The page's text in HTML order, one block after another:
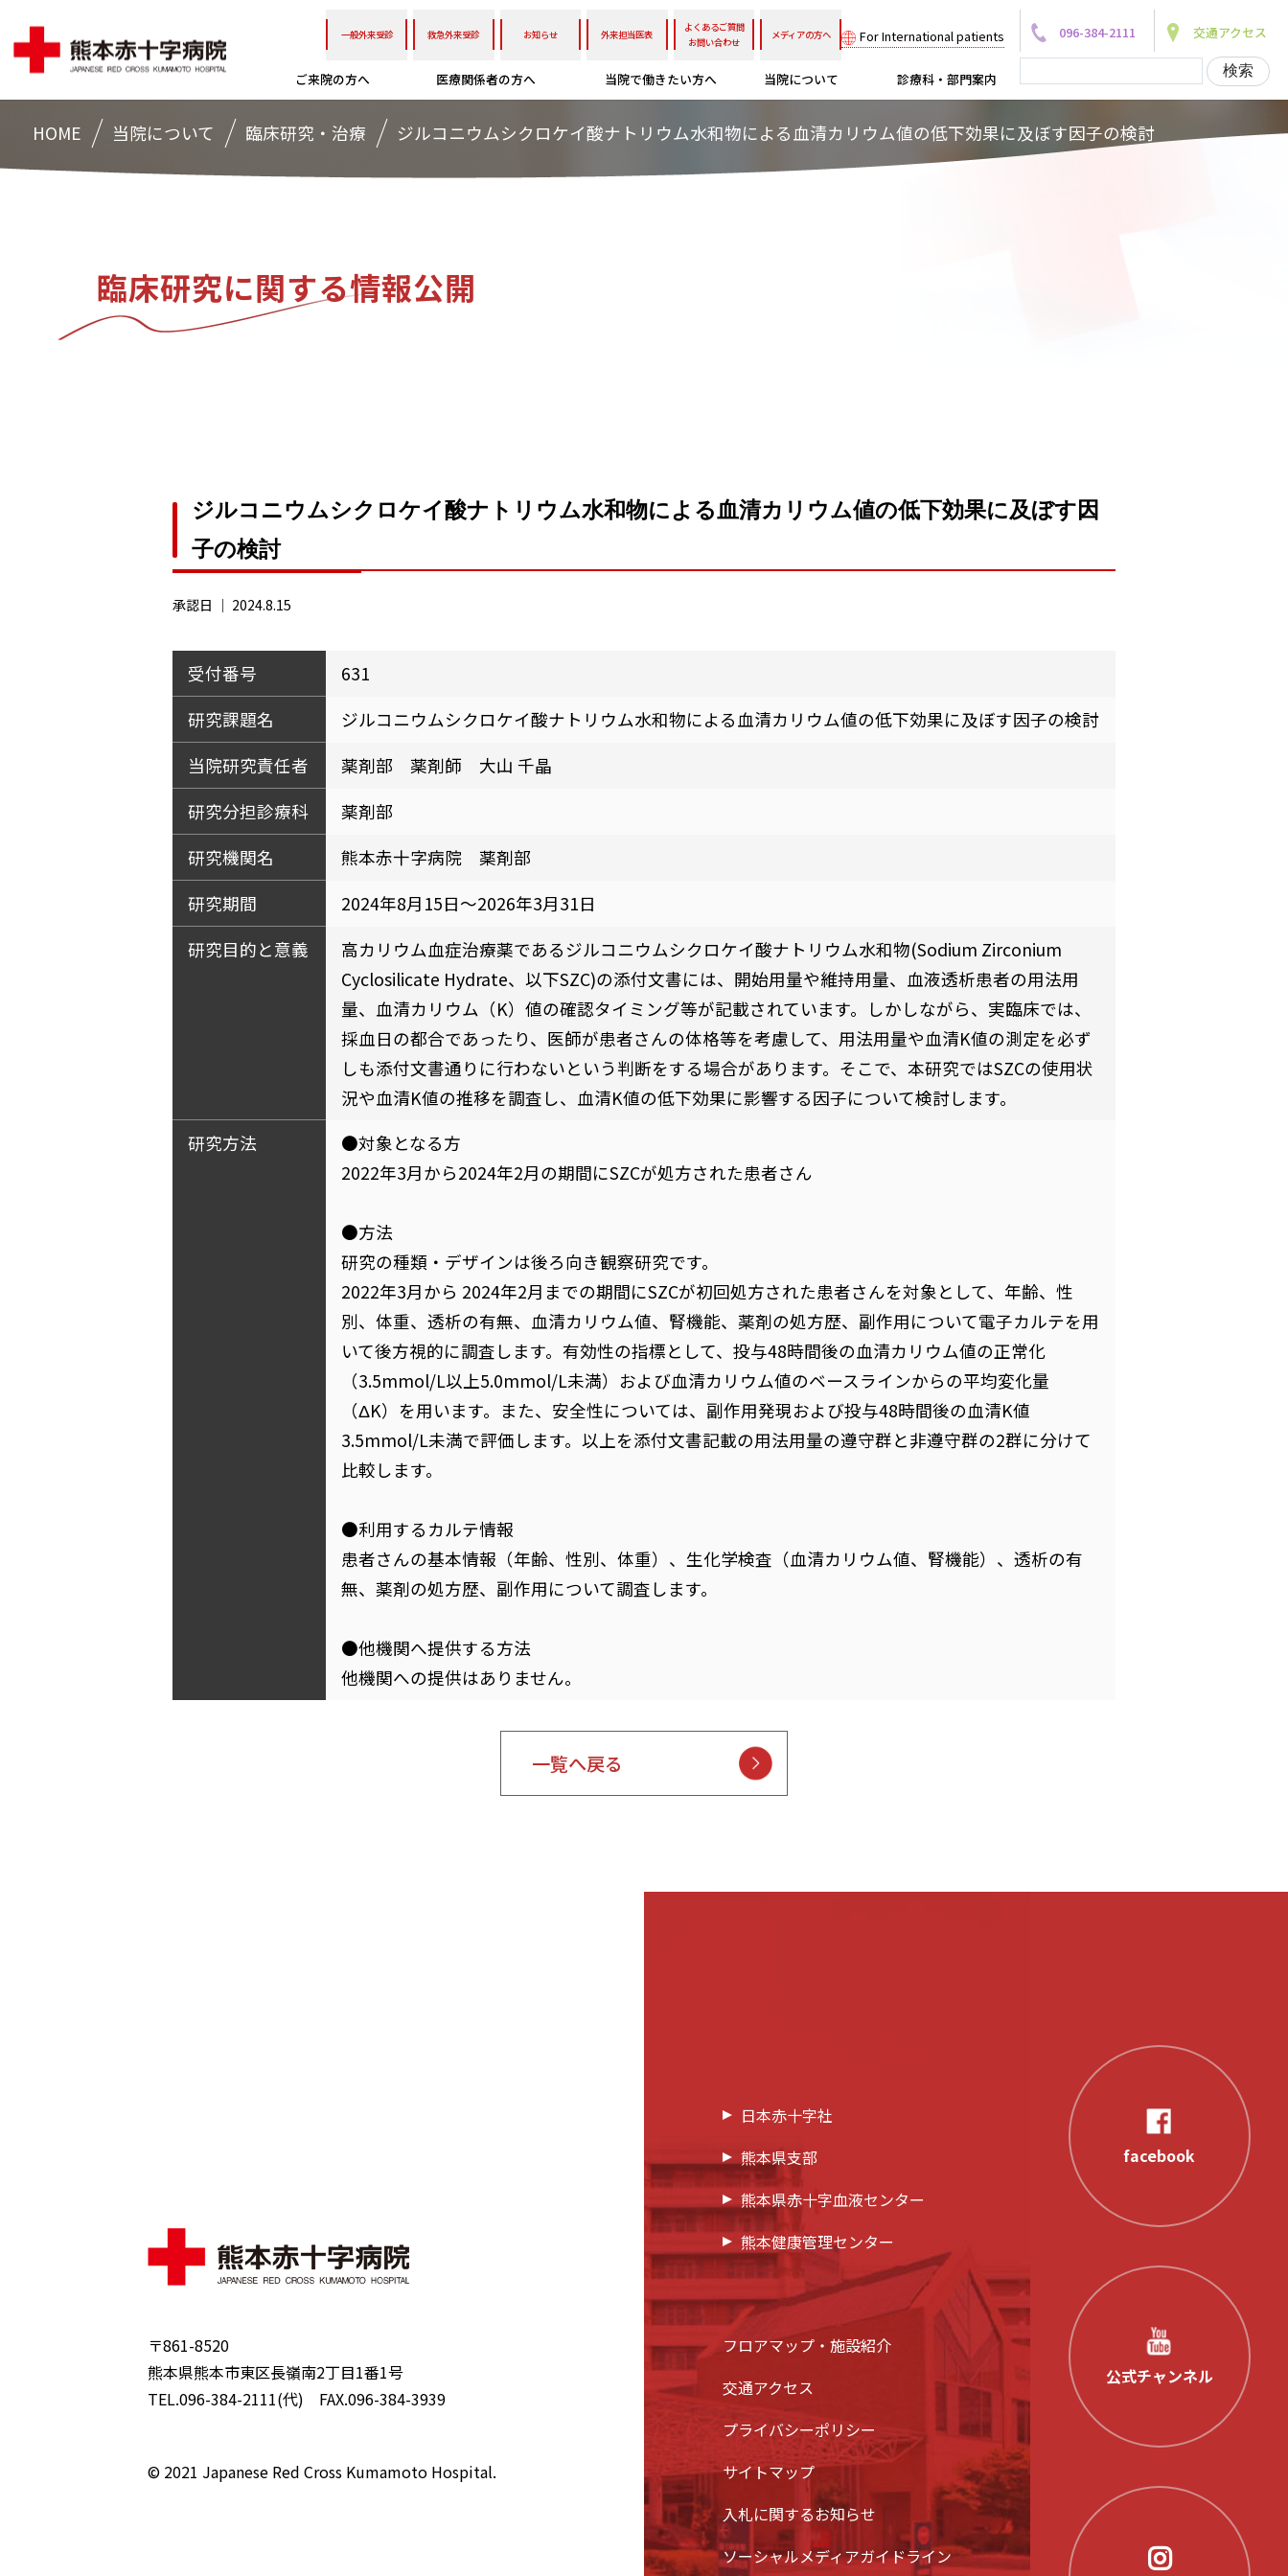
一般外来受診 救急外来受診 お知らせ 外来担当医表
よくあるご質問
お問い合わせ
メディアの方へ For International patients
ご来院の方へ 医療関係者の方へ 当院で働きたい方へ 当院について 診療科・部門案内
096-384-2111 交通アクセス
HOME 当院について 臨床研究・治療 ジルコニウムシクロケイ酸ナトリウム水和物による血清カリウム値の低下効果に及ぼす因子の検討
臨床研究に関する情報公開
ジルコニウムシクロケイ酸ナトリウム水和物による血清カリウム値の低下効果に及ぼす因
子の検討
承認日 ｜ 2024.8.15
受付番号
631
研究課題名
ジルコニウムシクロケイ酸ナトリウム水和物による血清カリウム値の低下効果に及ぼす因子の検討
当院研究責任者
薬剤部 薬剤師 大山 千晶
研究分担診療科
薬剤部
研究機関名
熊本赤十字病院 薬剤部
研究期間
2024年8月15日～2026年3月31日
研究目的と意義
高カリウム血症治療薬であるジルコニウムシクロケイ酸ナトリウム水和物(Sodium Zirconium
Cyclosilicate Hydrate、以下SZC)の添付文書には、開始用量や維持用量、血液透析患者の用法用
量、血清カリウム（K）値の確認タイミング等が記載されています。しかしながら、実臨床では、
採血日の都合であったり、医師が患者さんの体格等を考慮して、用法用量や血清K値の測定を必ず
しも添付文書通りに行わないという判断をする場合があります。そこで、本研究ではSZCの使用状
況や血清K値の推移を調査し、血清K値の低下効果に影響する因子について検討します。
研究方法
●対象となる方
2022年3月から2024年2月の期間にSZCが処方された患者さん
●方法
研究の種類・デザインは後ろ向き観察研究です。
2022年3月から 2024年2月までの期間にSZCが初回処方された患者さんを対象として、年齢、性
別、体重、透析の有無、血清カリウム値、腎機能、薬剤の処方歴、副作用について電子カルテを用
いて後方視的に調査します。有効性の指標として、投与48時間後の血清カリウム値の正常化
（3.5mmol/L以上5.0mmol/L未満）および血清カリウム値のベースラインからの平均変化量
（ΔK）を用います。また、安全性については、副作用発現および投与48時間後の血清K値
3.5mmol/L未満で評価します。以上を添付文書記載の用法用量の遵守群と非遵守群の2群に分けて
比較します。
●利用するカルテ情報
患者さんの基本情報（年齢、性別、体重）、生化学検査（血清カリウム値、腎機能）、透析の有
無、薬剤の処方歴、副作用について調査します。
●他機関へ提供する方法
他機関への提供はありません。
一覧へ戻る
〒861-8520
熊本県熊本市東区長嶺南2丁目1番1号
TEL.096-384-2111(代) FAX.096-384-3939
© 2021 Japanese Red Cross Kumamoto Hospital.
日本赤十字社
熊本県支部
熊本県赤十字血液センター
熊本健康管理センター
フロアマップ・施設紹介
交通アクセス
プライバシーポリシー
サイトマップ
入札に関するお知らせ
ソーシャルメディアガイドライン
facebook
公式チャンネル